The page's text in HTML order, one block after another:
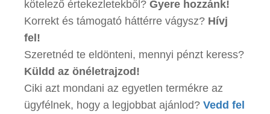
kötelező értekezletekből? Gyere hozzánk!
Korrekt és támogató háttérre vágysz? Hívj
fel!
Szeretnéd te eldönteni, mennyi pénzt keress?
Küldd az önéletrajzod!
Ciki azt mondani az egyetlen termékre az
ügyfélnek, hogy a legjobbat ajánlod? Vedd fel